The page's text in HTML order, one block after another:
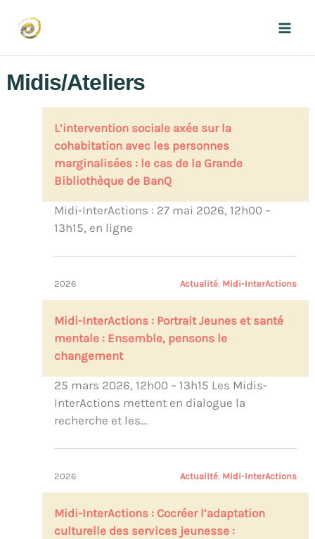
contenu
Midis/Ateliers
L’intervention sociale axée sur la
cohabitation avec les personnes
marginalisées : le cas de la Grande
Bibliothèque de BanQ
Midi-InterActions : 27 mai 2026, 12h00 –
13h15, en ligne
2026 Actualité, Midi-InterActions
Midi-InterActions : Portrait Jeunes et santé
mentale : Ensemble, pensons le
changement
25 mars 2026, 12h00 – 13h15 Les Midis-
InterActions mettent en dialogue la
recherche et les…
2026 Actualité, Midi-InterActions
Midi-InterActions : Cocréer l’adaptation
culturelle des services jeunesse :